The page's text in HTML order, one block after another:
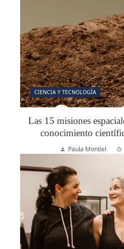
CIENCIA Y TECNOLOGÍA
Las 15 misiones
conocimiento
Paula Montiel